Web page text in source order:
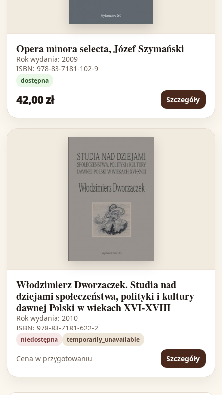
Opera minora selecta, Józef Szymański
Rok wydania: 2009
ISBN: 978-83-7181-102-9
dostępna
42,00 zł Szczegóły
Włodzimierz Dworzaczek. Studia nad
dziejami społeczeństwa, polityki i kultury
dawnej Polski w wiekach XVI-XVIII
Rok wydania: 2010
ISBN: 978-83-7181-622-2
niedostępna temporarily_unavailable
Cena w przygotowaniu Szczegóły